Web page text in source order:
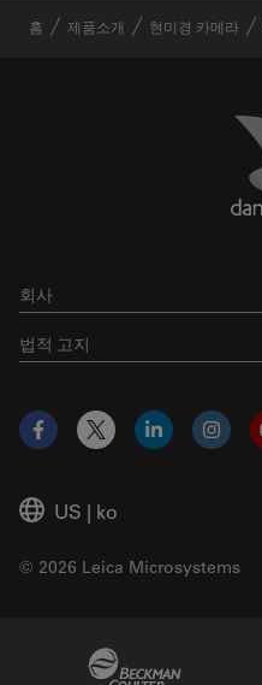
홈 제품소개 현미경 카메라
회사
법적 고지
US | ko
© 2026 Leica Microsystems
Facebook
X LinkedIn